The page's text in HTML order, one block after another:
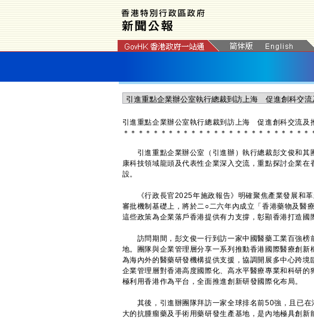
引進重點企業辦公室執行總裁到訪上海 促進創科交流及
＊ ＊ ＊ ＊ ＊ ＊ ＊ ＊ ＊ ＊ ＊ ＊ ＊ ＊ ＊ ＊ ＊ ＊ ＊ ＊ ＊ ＊ ＊ ＊ ＊
引進重點企業辦公室（引進辦）執行總裁彭文俊和其
康科技領域龍頭及代表性企業深入交流，重點探討企業
設。
《行政長官2025年施政報告》明確聚焦產業發展和革
審批機制基礎上，將於二○二六年內成立「香港藥物及醫
這些政策為企業落戶香港提供有力支撐，彰顯香港打造國
訪問期間，彭文俊一行到訪一家中國醫藥工業百強榜
地。團隊與企業管理層分享一系列推動香港國際醫療創
為海內外的醫藥研發機構提供支援，協調開展多中心跨境
企業管理層對香港高度國際化、高水平醫療專業和科研
極利用香港作為平台，全面推進創新研發國際化布局。
其後，引進辦團隊拜訪一家全球排名前50強，且已在
大的抗腫瘤藥及手術用藥研發生產基地，是內地極具創